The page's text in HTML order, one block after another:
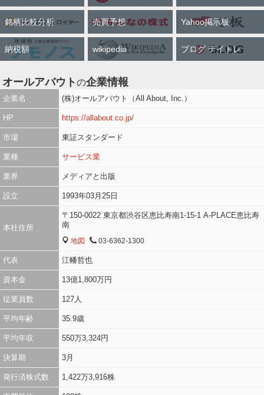
銘柄比較分析 売買予想 Yahoo掲示板
納税額 wikipedia ブログ デイトレ
オールアバウトの企業情報
企業名 (株)オールアバウト（All About, Inc.）
HP https://allabout.co.jp/
市場 東証スタンダード
業種 サービス業
業界 メディアと出版
設立 1993年03月25日
本社住所
〒150-0022 東京都渋谷区恵比寿南1-15-1 A-PLACE恵比寿
南
MAP
地図 TEL
03-6362-1300
代表 江幡哲也
資本金 13億1,800万円
従業員数 127人
平均年齢 35.9歳
平均年収 550万3,324円
決算期 3月
発行済株式数 1,422万3,916株